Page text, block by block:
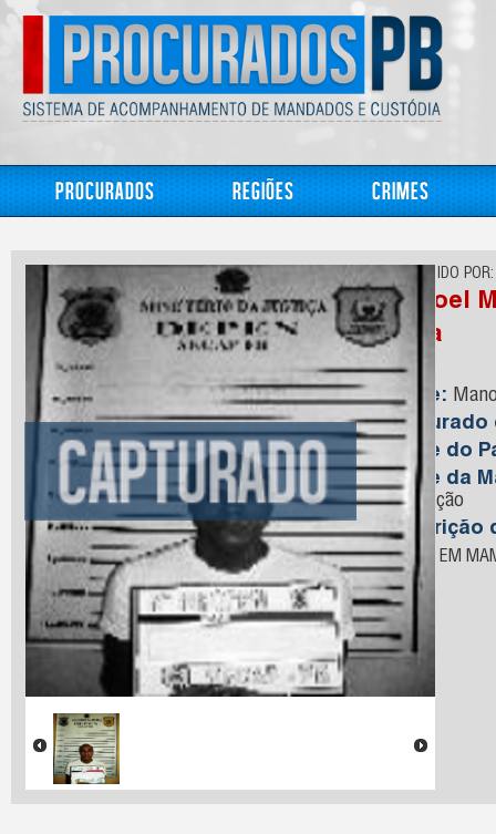
Procurados Regiões Crimes
CONHECIDO POR:
Manoel
Silva
Nome:
Capturado
Nome do
Nome da
Conceição
Descrição
PRESO EM